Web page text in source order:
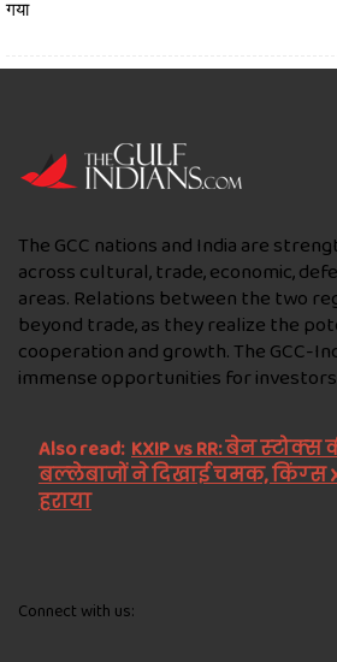
गया
The GCC nations and India are
across cultural, trade, economic,
areas. Relations between the two
beyond trade, as they realize the
cooperation and growth. The GCC-
immense opportunities for
Also read: KXIP vs RR: बेन
बल्‍लेबाजों ने दिखाई चमक, किंग्‍स
हराया
Connect with us: